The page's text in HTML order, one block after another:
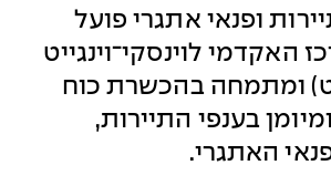
ופנאי אתגרי פועל
האקדמי לוינסקי־וינגייט
ומתמחה בהכשרת כוח
בענפי התיירות,
האתגרי.